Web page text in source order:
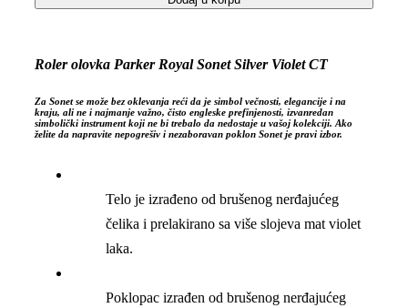
Roler olovka Parker Royal Sonet Silver Violet CT
Za Sonet se može bez oklevanja reći da je simbol večnosti, elegancije i na
kraju, ali ne i najmanje važno, čisto engleske prefinjenosti, izvanredan
simbolički instrument koji ne bi trebalo da nedostaje u vašoj kolekciji. Ako
želite da napravite nepogrešiv i nezaboravan poklon Sonet je pravi izbor.
Telo je izrađeno od brušenog nerđajućeg
čelika i prelakirano sa više slojeva mat violet
laka.
Poklopac izrađen od brušenog nerđajućeg